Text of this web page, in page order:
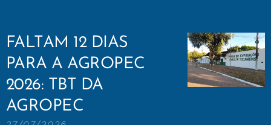
FALTAM 12 DIAS
PARA A AGROPEC
2026: TBT DA
AGROPEC